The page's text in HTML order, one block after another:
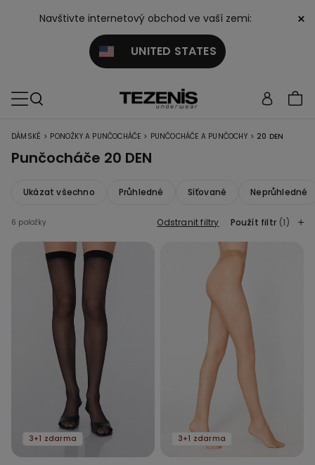
Navštivte internetový obchod ve vaší zemi:
UNITED STATES
×
DÁMSKÉ > PONOŽKY A PUNČOCHÁČE > PUNČOCHÁČE A PUNČOCHY > 20 DEN
Punčocháče 20 DEN
Ukázat všechno Průhledné Síťované Neprůhledné
6 položky Odstranit filtry Použít filtr (1)
3+1 zdarma 3+1 zdarma